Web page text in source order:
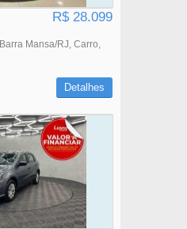
R$ 28.099
Barra Mansa/RJ Carro
Detalhes